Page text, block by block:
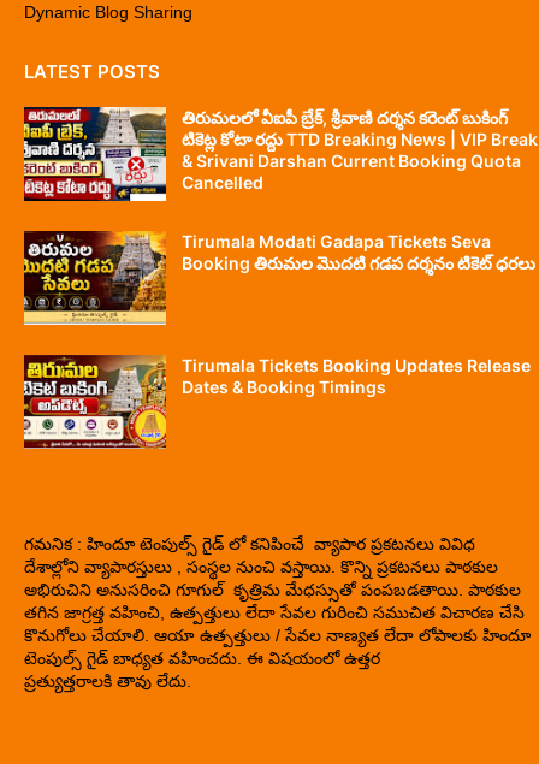
Dynamic Blog Sharing
LATEST POSTS
తిరుమలలో వీఐపీ బ్రేక్, శ్రీవాణి దర్శన కరెంట్ బుకింగ్
టికెట్ల కోటా రద్దు TTD Breaking News | VIP Break
& Srivani Darshan Current Booking Quota
Cancelled
Tirumala Modati Gadapa Tickets Seva
Booking తిరుమల మొదటి గడప దర్శనం టికెట్ ధరలు
Tirumala Tickets Booking Updates Release
Dates & Booking Timings
గమనిక : హిందూ టెంపుల్స్ గైడ్ లో కనిపించే వ్యాపార ప్రకటనలు వివిధ
దేశాల్లోని వ్యాపారస్తులు , సంస్థల నుంచి వస్తాయి. కొన్ని ప్రకటనలు పాఠకుల
అభిరుచిని అనుసరించి గూగుల్ కృత్రిమ మేధస్సుతో పంపబడతాయి. పాఠకుల
తగిన జాగ్రత్త వహించి, ఉత్పత్తులు లేదా సేవల గురించి సముచిత విచారణ చేసి
కొనుగోలు చేయాలి. ఆయా ఉత్పత్తులు / సేవల నాణ్యత లేదా లోపాలకు హిందూ
టెంపుల్స్ గైడ్ బాధ్యత వహించదు. ఈ విషయంలో ఉత్తర
ప్రత్యుత్తరాలకి తావు లేదు.